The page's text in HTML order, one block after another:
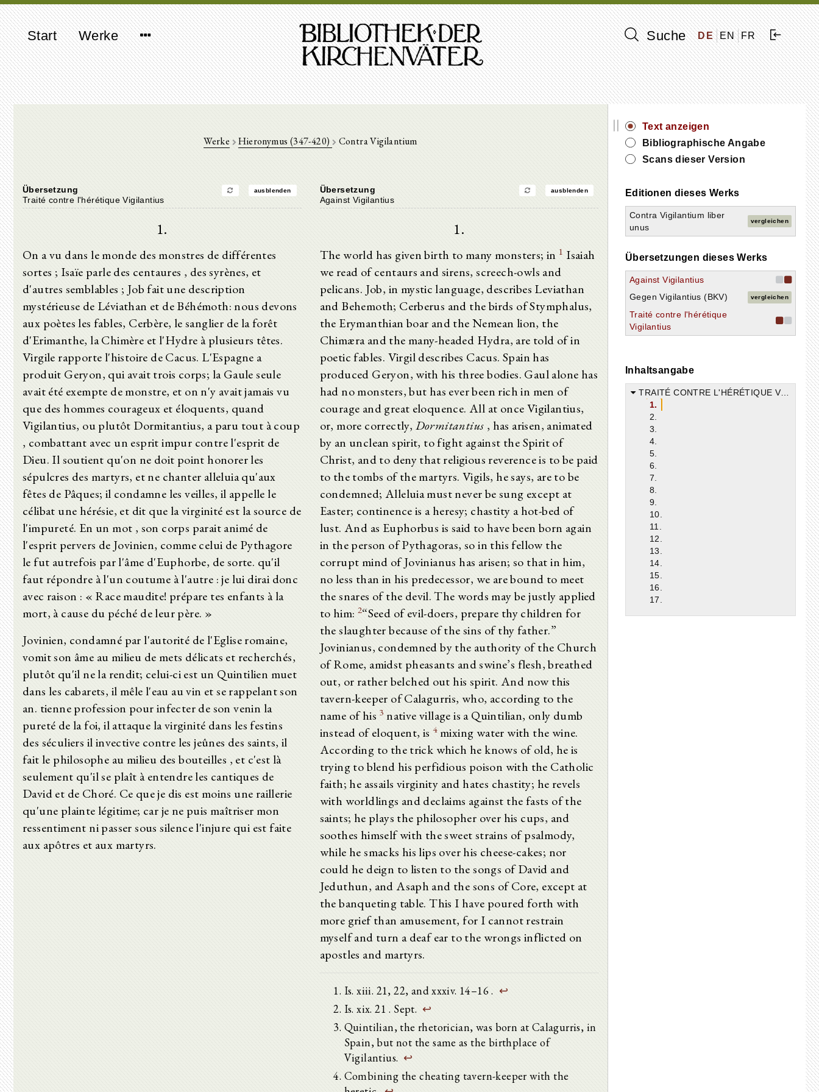
Start Werke Suche DE EN FR
Werke Hieronymus (347-420) Contra Vigilantium
Übersetzung ausblenden
Traité contre l'hérétique Vigilantius
1.
On a vu dans le monde des monstres de différentes
sortes ; Isaïe parle des centaures , des syrènes, et
d'autres semblables ; Job fait une description
mystérieuse de Léviathan et de Béhémoth: nous devons
aux poètes les fables, Cerbère, le sanglier de la forêt
d'Erimanthe, la Chimère et l'Hydre à plusieurs têtes.
Virgile rapporte l'histoire de Cacus. L'Espagne a
produit Geryon, qui avait trois corps; la Gaule seule
avait été exempte de monstre, et on n'y avait jamais vu
que des hommes courageux et éloquents, quand
Vigilantius, ou plutôt Dormitantius, a paru tout à coup
, combattant avec un esprit impur contre l'esprit de
Dieu. Il soutient qu'on ne doit point honorer les
sépulcres des martyrs, et ne chanter alleluia qu'aux
fêtes de Pâques; il condamne les veilles, il appelle le
célibat une hérésie, et dit que la virginité est la source de
l'impureté. En un mot , son corps parait animé de
l'esprit pervers de Jovinien, comme celui de Pythagore
le fut autrefois par l'âme d'Euphorbe, de sorte. qu'il
faut répondre à l'un coutume à l'autre : je lui dirai donc
avec raison : « Race maudite! prépare tes enfants à la
mort, à cause du péché de leur père. »
Jovinien, condamné par l'autorité de l'Eglise romaine,
vomit son âme au milieu de mets délicats et recherchés,
plutôt qu'il ne la rendit; celui-ci est un Quintilien muet
dans les cabarets, il mêle l'eau au vin et se rappelant son
an. tienne profession pour infecter de son venin la
pureté de la foi, il attaque la virginité dans les festins
des séculiers il invective contre les jeûnes des saints, il
fait le philosophe au milieu des bouteilles , et c'est là
seulement qu'il se plaît à entendre les cantiques de
David et de Choré. Ce que je dis est moins une raillerie
qu'une plainte légitime; car je ne puis maîtriser mon
ressentiment ni passer sous silence l'injure qui est faite
aux apôtres et aux martyrs.
Übersetzung ausblenden
Against Vigilantius
1.
The world has given birth to many monsters; in 1 Isaiah
we read of centaurs and sirens, screech-owls and
pelicans. Job, in mystic language, describes Leviathan
and Behemoth; Cerberus and the birds of Stymphalus,
the Erymanthian boar and the Nemean lion, the
Chimæra and the many-headed Hydra, are told of in
poetic fables. Virgil describes Cacus. Spain has
produced Geryon, with his three bodies. Gaul alone has
had no monsters, but has ever been rich in men of
courage and great eloquence. All at once Vigilantius,
or, more correctly, Dormitantius , has arisen, animated
by an unclean spirit, to fight against the Spirit of
Christ, and to deny that religious reverence is to be paid
to the tombs of the martyrs. Vigils, he says, are to be
condemned; Alleluia must never be sung except at
Easter; continence is a heresy; chastity a hot-bed of
lust. And as Euphorbus is said to have been born again
in the person of Pythagoras, so in this fellow the
corrupt mind of Jovinianus has arisen; so that in him,
no less than in his predecessor, we are bound to meet
the snares of the devil. The words may be justly applied
to him: 2“Seed of evil-doers, prepare thy children for
the slaughter because of the sins of thy father.”
Jovinianus, condemned by the authority of the Church
of Rome, amidst pheasants and swine’s flesh, breathed
out, or rather belched out his spirit. And now this
tavern-keeper of Calagurris, who, according to the
name of his 3 native village is a Quintilian, only dumb
instead of eloquent, is 4mixing water with the wine.
According to the trick which he knows of old, he is
trying to blend his perfidious poison with the Catholic
faith; he assails virginity and hates chastity; he revels
with worldlings and declaims against the fasts of the
saints; he plays the philosopher over his cups, and
soothes himself with the sweet strains of psalmody,
while he smacks his lips over his cheese-cakes; nor
could he deign to listen to the songs of David and
Jeduthun, and Asaph and the sons of Core, except at
the banqueting table. This I have poured forth with
more grief than amusement, for I cannot restrain
myself and turn a deaf ear to the wrongs inflicted on
apostles and martyrs.
Is. xiii. 21, 22, and xxxiv. 14–16 . ↩
Is. xix. 21 . Sept. ↩
Quintilian, the rhetorician, was born at Calagurris, in
Spain, but not the same as the birthplace of
Vigilantius. ↩
Combining the cheating tavern-keeper with the
||
Text anzeigen
Bibliographische Angabe
Scans dieser Version
Editionen dieses Werks
Contra Vigilantium liber
unus
vergleichen
Übersetzungen dieses Werks
Against Vigilantius
Gegen Vigilantius (BKV)
vergleichen
Traité contre l'hérétique
Vigilantius
Inhaltsangabe
TRAITÉ CONTRE L'HÉRÉTIQUE VIGILANTIUS, ou RÉFUTATION DE SES ERREURS.
1.
2.
3.
4.
5.
6.
7.
8.
9.
10.
11.
12.
13.
14.
15.
16.
17.